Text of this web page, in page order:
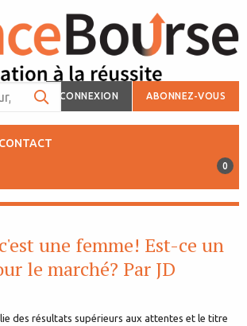
CONNEXION ABONNEZ-VOUS
CONTACT
0
une femme! Est-ce un
le marché? Par JD
des résultats supérieurs aux attentes et le titre